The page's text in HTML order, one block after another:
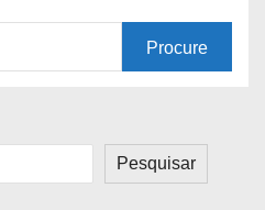
Pesquisar